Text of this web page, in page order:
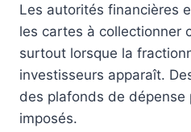
Les autorités financières
les cartes à collectionner
surtout lorsque la
investisseurs apparaît.
des plafonds de dépense
imposés.